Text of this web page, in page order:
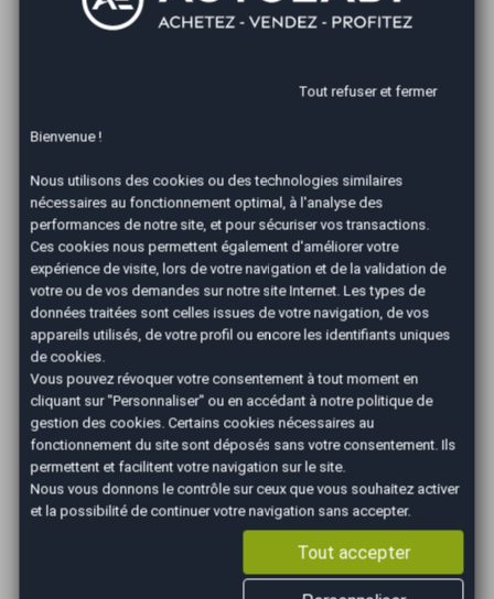
grise aux prestataires privés. Ainsi, vous avez le choix de
d’immatriculation, on vous demanderacertains
votre véhicule ? Et surtout, quels sont les documents
qu’il vous faudra produire ?
Comment faire une carte grise après l’achat
d’une voiture ?
Vous avez l’embarras du choix quand il s’agit de faire une
carte grise après l’achat d’un véhicule d’occasion. En
fonction de vos préférences et votre habileté avec les
nouvelles technologies, vous pouvez faire vos
démarches en ligne. De nombreux sites existent
aujourd’hui, mais il convient de rester vigilant et attentif
pourchoisir un site habilité par le Ministère de
– si vous décidez de faire appel à un
prestataire privé. L’Etat a également dématérialisé le
traitement des formalités en créant sa plateforme «
Tout refuser et fermer
Bienvenue !
Nous utilisons des cookies ou des technologies similaires
nécessaires au fonctionnement optimal, à l'analyse des
performances de notre site, et pour sécuriser vos transactions.
Ces cookies nous permettent également d'améliorer votre
expérience de visite, lors de votre navigation et de la validation de
votre ou de vos demandes sur notre site Internet. Les types de
données traitées sont celles issues de votre navigation, de vos
appareils utilisés, de votre profil ou encore les identifiants uniques
de cookies.
Vous pouvez révoquer votre consentement à tout moment en
cliquant sur "Personnaliser" ou en accédant à notre politique de
gestion des cookies. Certains cookies nécessaires au
fonctionnement du site sont déposés sans votre consentement. Ils
permettent et facilitent votre navigation sur le site.
Nous vous donnons le contrôle sur ceux que vous souhaitez activer
et la possibilité de continuer votre navigation sans accepter.
Tout accepter